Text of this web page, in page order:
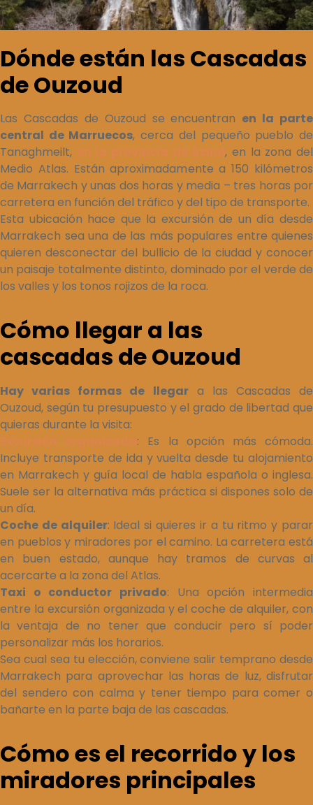
Dónde están las Cascadas
de Ouzoud
Las Cascadas de Ouzoud se encuentran en la parte
central de Marruecos, cerca del pequeño pueblo de
Tanaghmeilt,
en la provincia de Azilal, en la zona del
Medio Atlas. Están aproximadamente a 150 kilómetros
de Marrakech y unas dos horas y media – tres horas por
carretera en función del tráfico y del tipo de transporte.
Esta ubicación hace que la excursión de un día desde
Marrakech sea una de las más populares entre quienes
quieren desconectar del bullicio de la ciudad y conocer
un paisaje totalmente distinto, dominado por el verde de
los valles y los tonos rojizos de la roca.
Cómo llegar a las
cascadas de Ouzoud
Hay varias formas de llegara las Cascadas de
Ouzoud, según tu presupuesto y el grado de libertad que
quieras durante la visita:
: Es la opción más cómoda.
Incluye transporte de ida y vuelta desde tu alojamiento
en Marrakech y guía local de habla española o inglesa.
Suele ser la alternativa más práctica si dispones solo de
un día.
Coche de alquiler: Ideal si quieres ir a tu ritmo y parar
en pueblos y miradores por el camino. La carretera está
en buen estado, aunque hay tramos de curvas al
acercarte a la zona del Atlas.
Taxi o conductor privado: Una opción intermedia
entre la excursión organizada y el coche de alquiler, con
la ventaja de no tener que conducir pero sí poder
personalizar más los horarios.
Sea cual sea tu elección, conviene salir temprano desde
Marrakech para aprovechar las horas de luz, disfrutar
del sendero con calma y tener tiempo para comer o
bañarte en la parte baja de las cascadas.
Cómo es el recorrido y los
miradores principales